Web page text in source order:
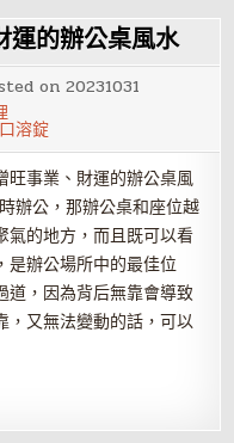
運的辦公桌風水
on20231031
溶錠
旺事業、財運的辦公桌風
辦公，那辦公桌和座位越
氣的地方，而且既可以看
是辦公場所中的最佳位
道，因為背后無靠會導致
，又無法變動的話，可以